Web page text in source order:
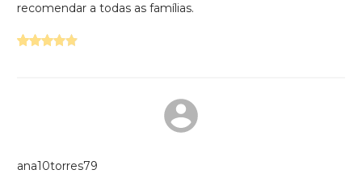
recomendar a todas as famílias.
ana10torres79